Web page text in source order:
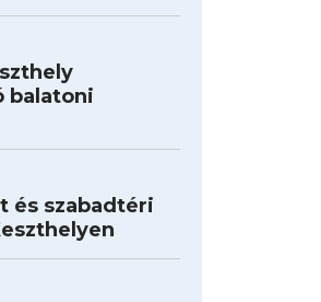
balatoni
és szabadtéri